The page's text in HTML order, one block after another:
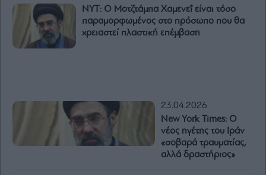
ΝΥΤ: Ο Μοτζτάμπα Χαμενεΐ είναι τόσο
παραμορφωμένος στο πρόσωπο που θα
χρειαστεί πλαστική επέμβαση
23.04.2026
New York Times: Ο
νέος ηγέτης του Ιράν
«σοβαρά τραυματίας,
αλλά δραστήριος»